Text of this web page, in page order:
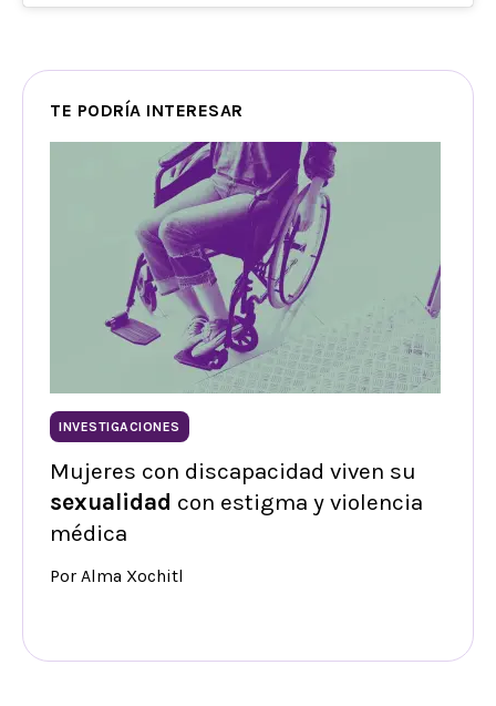
TE PODRÍA INTERESAR
INVESTIGACIONES
Mujeres con discapacidad viven su
sexualidad con estigma y violencia
médica
Por Alma Xochitl